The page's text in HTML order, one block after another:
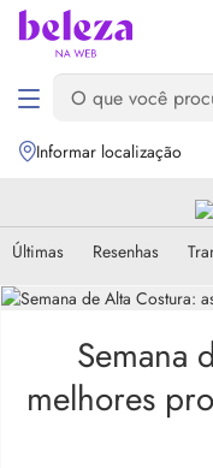
Informar localização
Últimas Resenhas
Semana
melhores